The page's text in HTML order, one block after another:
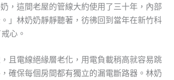
，這間老屋的管線大約使用了三十年，內部
」林奶奶靜靜聽著，彷彿回到當年在新竹科
心。
且電線絕緣層老化，用電負載稍高就容易跳
確保每個房間都有獨立的漏電斷路器。林奶